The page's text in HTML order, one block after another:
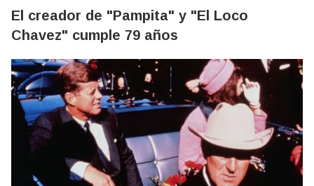
El creador de "Pampita" y "El Loco
Chavez" cumple 79 años